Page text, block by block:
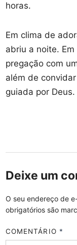
horas.
Em clima de
abriu a noite.
pregação com
além de
guiada por Deus.
Deixe um
O seu endereço de
obrigatórios são
COMENTÁRIO *